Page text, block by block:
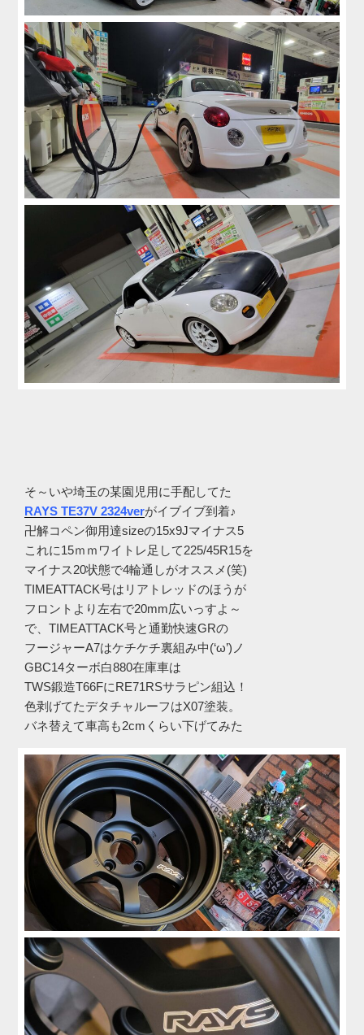
そ～いや埼玉の某園児用に手配してた
RAYS TE37V 2324verがイブイブ到着♪
卍解コペン御用達sizeの15x9Jマイナス5
これに15ｍｍワイトレ足して225/45R15を
マイナス20状態で4輪通しがオススメ(笑)
TIMEATTACK号はリアトレッドのほうが
フロントより左右で20mm広いっすよ～
で、TIMEATTACK号と通勤快速GRの
フージャーA7はケチケチ裏組み中(‘ω’)ノ
GBC14ターボ白880在庫車は
TWS鍛造T66FにRE71RSサラピン組込！
色剥げてたデタチャルーフはX07塗装。
バネ替えて車高も2cmくらい下げてみた